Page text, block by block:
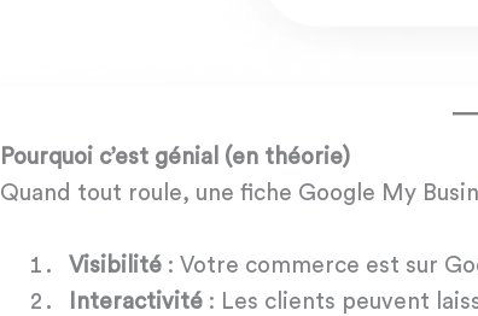
Pourquoi c’est génial (en théorie)
Quand tout roule, une fiche Google My
Visibilité : Votre commerce est sur
Interactivité : Les clients peuvent